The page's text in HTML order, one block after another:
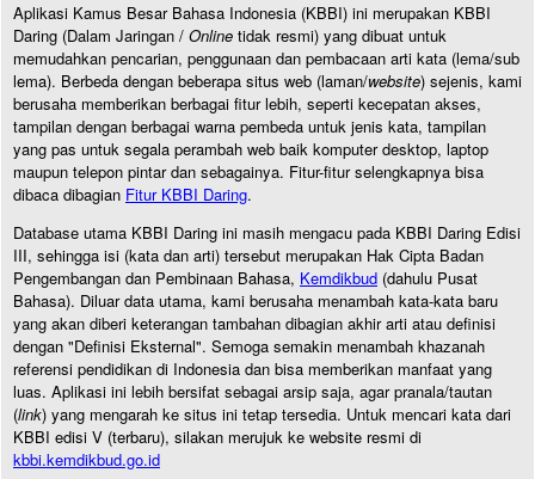
Aplikasi Kamus Besar Bahasa Indonesia (KBBI) ini merupakan KBBI
Daring (Dalam Jaringan / Online tidak resmi) yang dibuat untuk
memudahkan pencarian, penggunaan dan pembacaan arti kata (lema/sub
lema). Berbeda dengan beberapa situs web (laman/website) sejenis, kami
berusaha memberikan berbagai fitur lebih, seperti kecepatan akses,
tampilan dengan berbagai warna pembeda untuk jenis kata, tampilan
yang pas untuk segala perambah web baik komputer desktop, laptop
maupun telepon pintar dan sebagainya. Fitur-fitur selengkapnya bisa
dibaca dibagian Fitur KBBI Daring.
Database utama KBBI Daring ini masih mengacu pada KBBI Daring Edisi
III, sehingga isi (kata dan arti) tersebut merupakan Hak Cipta Badan
Pengembangan dan Pembinaan Bahasa, Kemdikbud (dahulu Pusat
Bahasa). Diluar data utama, kami berusaha menambah kata-kata baru
yang akan diberi keterangan tambahan dibagian akhir arti atau definisi
dengan "Definisi Eksternal". Semoga semakin menambah khazanah
referensi pendidikan di Indonesia dan bisa memberikan manfaat yang
luas. Aplikasi ini lebih bersifat sebagai arsip saja, agar pranala/tautan
(link) yang mengarah ke situs ini tetap tersedia. Untuk mencari kata dari
KBBI edisi V (terbaru), silakan merujuk ke website resmi di
kbbi.kemdikbud.go.id